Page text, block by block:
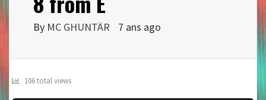
By MC GHUNTÄR 7 ans ago
106 total views